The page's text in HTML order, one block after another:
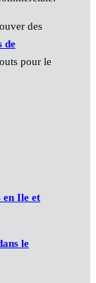
des
de
pour le
en Ile et
le